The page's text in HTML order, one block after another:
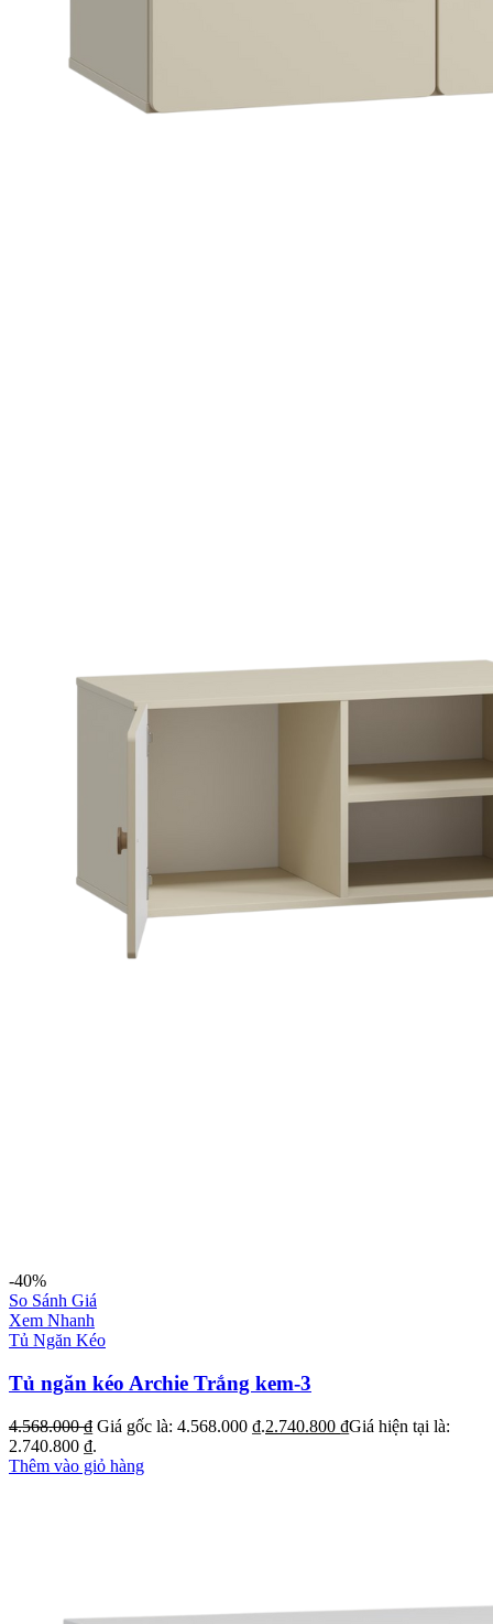
-40%
So Sánh Giá
Xem Nhanh
Tủ Ngăn Kéo
Tủ ngăn kéo Archie Trắng kem-3
4.568.000₫ Giá gốc là: 4.568.000 ₫.2.740.800 ₫Giá hiện tại là:
2.740.800 ₫.
Thêm vào giỏ hàng